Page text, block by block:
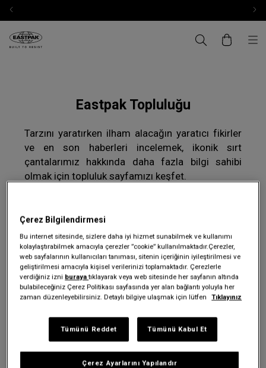
Eastpak Topluluğu
Tarzını yaratırken ilham alacağın yaratıcı fikirler
ve en son haberleri incelemek, ikonik sırt
çantalarımız hakkında daha fazla bilgi sahibi
olmak için topluluk sayfamızı keşfet.
Tümünü Göster Topluluk Hikayeleri
İş Birlikleri Etkinlikler
Blog Arşivi
Ağustos (11)
Çerez Bilgilendirmesi
Bu internet sitesinde, sizlere daha iyi hizmet sunabilmek ve kullanımı
kolaylaştırabilmek amacıyla çerezler ”cookie” kullanılmaktadır.Çerezler,
web sayfalarının kullanıcıları tanıması, sitenin içeriğinin iyileştirilmesi ve
geliştirilmesi amacıyla kişisel verilerinizi toplamaktadır. Çerezlerle
verdiğiniz izni burayatıklayarak veya web sitesinde her sayfanın altında
bulabileceğiniz Çerez Politikası sayfasında yer alan bağlantı yoluyla her
zaman düzenleyebilirsiniz. Detaylı bilgiye ulaşmak için lütfen
Tıklayınız
Çerez Ayarlarını Yapılandır
Tümünü Reddet Tümünü Kabul Et